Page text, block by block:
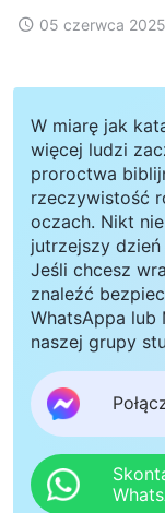
05 czerwca 2025
W miarę jak
więcej ludzi
proroctwa
rzeczywistość
oczach. Nikt
jutrzejszy
Jeśli chcesz
znaleźć
WhatsAppa lub
naszej grupy